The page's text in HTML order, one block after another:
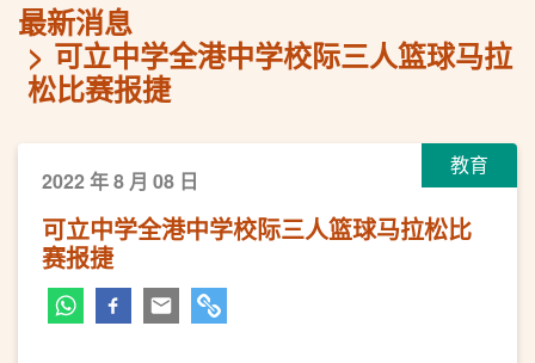
最新消息
可立中学全港中学校际三人篮球马拉
松比赛报捷
教育
2022 年 8 月 08 日
可立中学全港中学校际三人篮球马拉松比
赛报捷